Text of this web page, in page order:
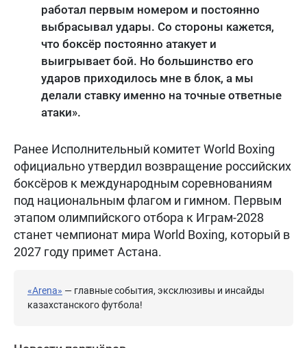
работал первым номером и постоянно
выбрасывал удары. Со стороны кажется,
что боксёр постоянно атакует и
выигрывает бой. Но большинство его
ударов приходилось мне в блок, а мы
делали ставку именно на точные ответные
атаки».
Ранее Исполнительный комитет World Boxing
официально утвердил возвращение российских
боксёров к международным соревнованиям
под национальным флагом и гимном. Первым
этапом олимпийского отбора к Играм-2028
станет чемпионат мира World Boxing, который в
2027 году примет Астана.
«Arena» — главные события, эксклюзивы и инсайды
казахстанского футбола!